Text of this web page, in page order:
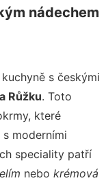
nádechem
s českými
Růžku. Toto
které
moderními
speciality patří
nebo krémová